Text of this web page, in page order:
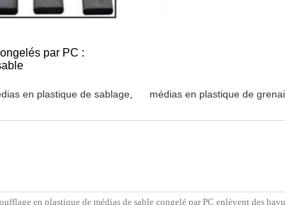
par PC :
en plastique de sablage médias en plastique de